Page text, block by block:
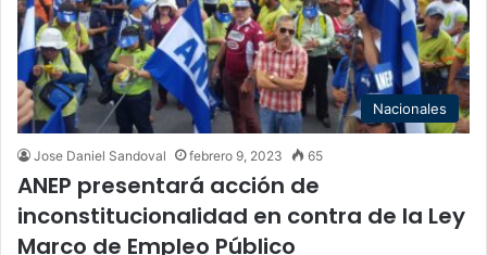
Nacionales
Jose Daniel Sandoval febrero 9, 2023 65
ANEP presentará acción de
inconstitucionalidad en contra de la Ley
Marco de Empleo Público